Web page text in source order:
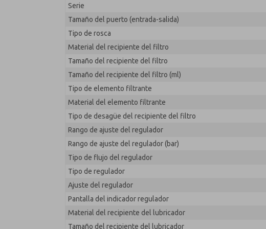
Serie
Tamaño del puerto (entrada-salida)
Tipo de rosca
Material del recipiente del filtro
Tamaño del recipiente del filtro
Tamaño del recipiente del filtro (ml)
Tipo de elemento filtrante
Material del elemento filtrante
Tipo de desagüe del recipiente del filtro
Rango de ajuste del regulador
Rango de ajuste del regulador (bar)
Tipo de flujo del regulador
Tipo de regulador
Ajuste del regulador
Pantalla del indicador regulador
Material del recipiente del lubricador
Tamaño del recipiente del lubricador
MD353ECB2CBYN